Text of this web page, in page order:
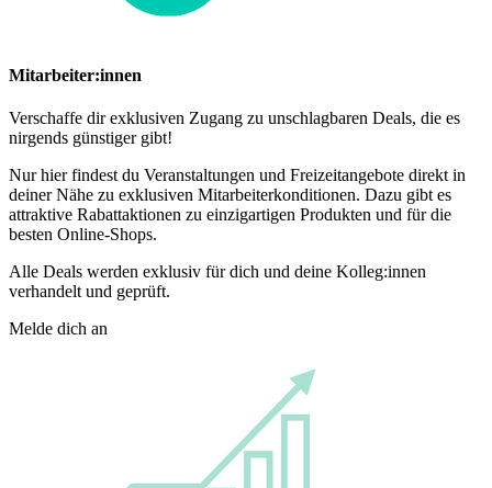
Mitarbeiter:innen
Verschaffe dir exklusiven Zugang zu unschlagbaren Deals, die es
nirgends günstiger gibt!
Nur hier findest du Veranstaltungen und Freizeitangebote direkt in
deiner Nähe zu exklusiven Mitarbeiterkonditionen. Dazu gibt es
attraktive Rabattaktionen zu einzigartigen Produkten und für die
besten Online-Shops.
Alle Deals werden exklusiv für dich und deine Kolleg:innen
verhandelt und geprüft.
Melde dich an